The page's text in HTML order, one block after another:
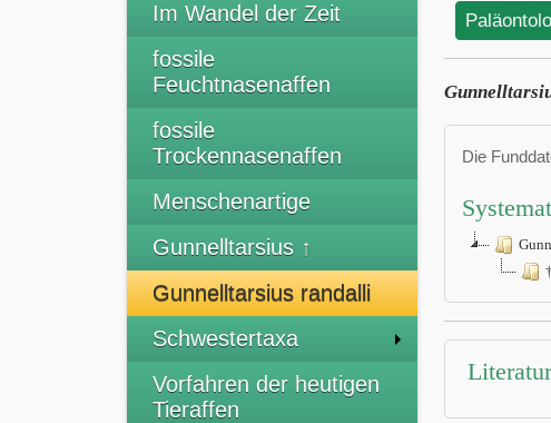
Im Wandel der Zeit
fossile
Feuchtnasenaffen
fossile
Trockennasenaffen
Menschenartige
Gunnelltarsius ↑
Gunnelltarsius randalli
Schwestertaxa
Vorfahren der heutigen
Tieraffen
Die
Literatur